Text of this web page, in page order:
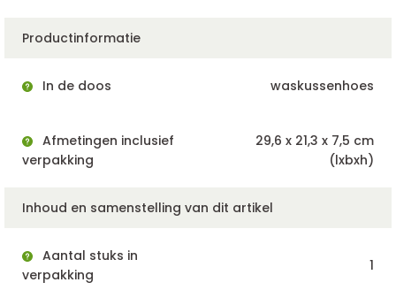
Productinformatie
In de doos waskussenhoes
Afmetingen inclusief
verpakking
29,6 x 21,3 x 7,5 cm
(lxbxh)
Inhoud en samenstelling van dit artikel
Aantal stuks in
verpakking
1